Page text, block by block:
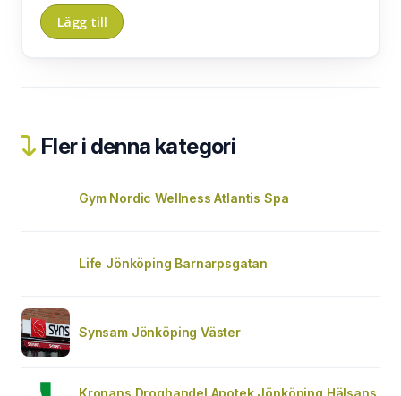
Fler i denna kategori
Gym Nordic Wellness Atlantis Spa
Life Jönköping Barnarpsgatan
Synsam Jönköping Väster
Kronans Droghandel Apotek Jönköping Hälsans